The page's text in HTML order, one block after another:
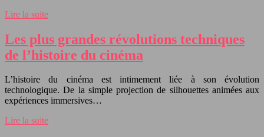
Lire la suite
Les plus grandes révolutions techniques
de l’histoire du cinéma
L’histoire du cinéma est intimement liée à son évolution
technologique. De la simple projection de silhouettes animées aux
expériences immersives…
Lire la suite